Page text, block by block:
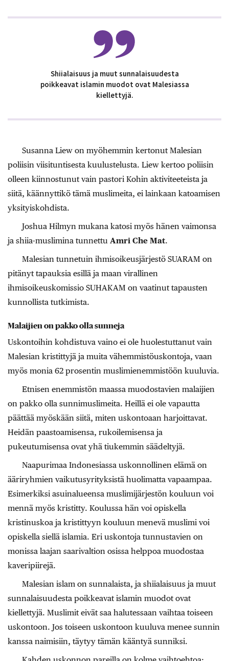
Shiialaisuus ja muut sunnalaisuudesta
poikkeavat islamin muodot ovat Malesiassa
kiellettyjä.
Susanna Liew on myöhemmin kertonut Malesian
poliisin viisituntisesta kuulustelusta. Liew kertoo poliisin
olleen kiinnostunut vain pastori Kohin aktiviteeteista ja
siitä, käännyttikö tämä muslimeita, ei lainkaan katoamisen
yksityiskohdista.
Joshua Hilmyn mukana katosi myös hänen vaimonsa
ja shiia-muslimina tunnettu Amri Che Mat.
Malesian tunnetuin ihmisoikeusjärjestö SUARAM on
pitänyt tapauksia esillä ja maan virallinen
ihmisoikeuskomissio SUHAKAM on vaatinut tapausten
kunnollista tutkimista.
Malaijien on pakko olla sunneja
Uskontoihin kohdistuva vaino ei ole huolestuttanut vain
Malesian kristittyjä ja muita vähemmistöuskontoja, vaan
myös monia 62 prosentin muslimienemmistöön kuuluvia.
Etnisen enemmistön maassa muodostavien malaijien
on pakko olla sunnimuslimeita. Heillä ei ole vapautta
päättää myöskään siitä, miten uskontoaan harjoittavat.
Heidän paastoamisensa, rukoilemisensa ja
pukeutumisensa ovat yhä tiukemmin säädeltyjä.
Naapurimaa Indonesiassa uskonnollinen elämä on
ääriryhmien vaikutusyrityksistä huolimatta vapaampaa.
Esimerkiksi asuinalueensa muslimijärjestön kouluun voi
mennä myös kristitty. Koulussa hän voi opiskella
kristinuskoa ja kristittyyn kouluun menevä muslimi voi
opiskella siellä islamia. Eri uskontoja tunnustavien on
monissa laajan saarivaltion osissa helppoa muodostaa
kaveripiirejä.
Malesian islam on sunnalaista, ja shiialaisuus ja muut
sunnalaisuudesta poikkeavat islamin muodot ovat
kiellettyjä. Muslimit eivät saa halutessaan vaihtaa toiseen
uskontoon. Jos toiseen uskontoon kuuluva menee sunnin
kanssa naimisiin, täytyy tämän kääntyä sunniksi.